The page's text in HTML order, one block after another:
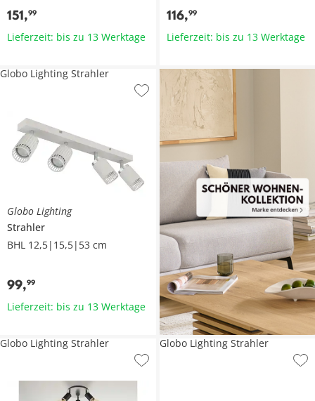
151,99
Lieferzeit: bis zu 13 Werktage
116,99
Lieferzeit: bis zu 13 Werktage
Globo Lighting
Strahler
BHL 12,5|15,5|53 cm
99,99
Globo Lighting Strahler
Lieferzeit: bis zu 13 Werktage
Globo Lighting Strahler Globo Lighting Strahler